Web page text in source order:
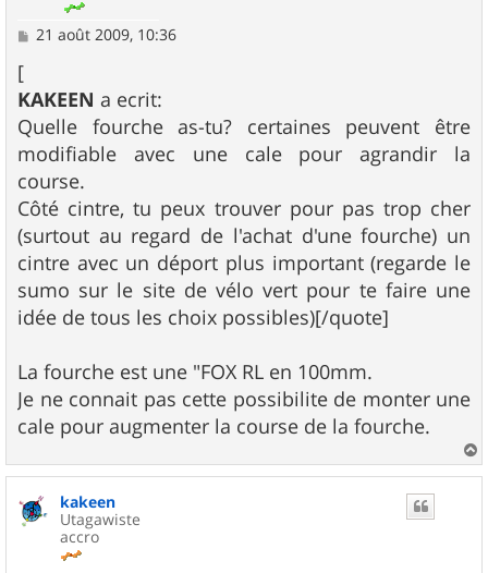
M
a
g
e
21 août 2009, 10:36
[
KAKEEN a ecrit:
Quelle fourche as-tu? certaines peuvent être
modifiable avec une cale pour agrandir la
course.
Côté cintre, tu peux trouver pour pas trop cher
(surtout au regard de l'achat d'une fourche) un
cintre avec un déport plus important (regarde le
sumo sur le site de vélo vert pour te faire une
idée de tous les choix possibles)[/quote]
La fourche est une "FOX RL en 100mm.
Je ne connait pas cette possibilite de monter une
cale pour augmenter la course de la fourche.
a
u
kakeen
Utagawiste
accro